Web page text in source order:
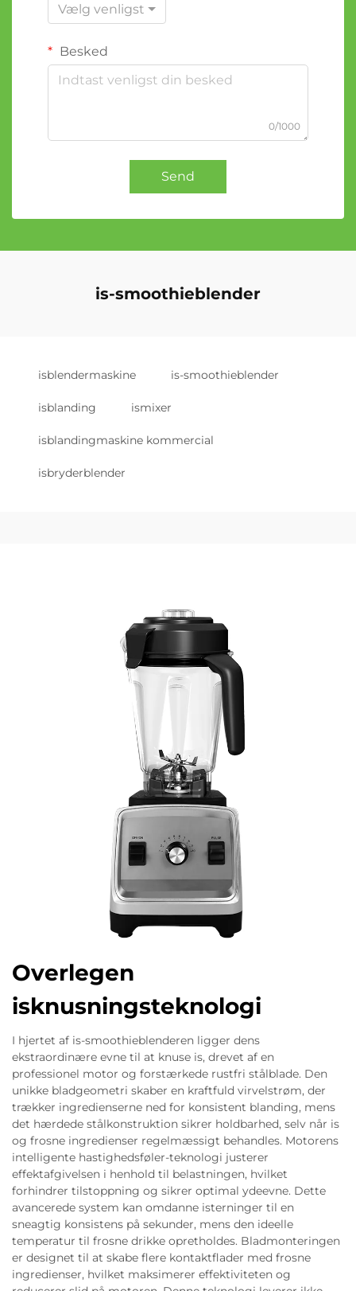
Vælg venligst
Besked
0/1000
Send
is-smoothieblender
isblendermaskine is-smoothieblender
isblanding ismixer
isblandingmaskine kommercial
isbryderblender
Overlegen
isknusningsteknologi
I hjertet af is-smoothieblenderen ligger dens
ekstraordinære evne til at knuse is, drevet af en
professionel motor og forstærkede rustfri stålblade. Den
unikke bladgeometri skaber en kraftfuld virvelstrøm, der
trækker ingredienserne ned for konsistent blanding, mens
det hærdede stålkonstruktion sikrer holdbarhed, selv når is
og frosne ingredienser regelmæssigt behandles. Motorens
intelligente hastighedsføler-teknologi justerer
effektafgivelsen i henhold til belastningen, hvilket
forhindrer tilstoppning og sikrer optimal ydeevne. Dette
avancerede system kan omdanne isterninger til en
sneagtig konsistens på sekunder, mens den ideelle
temperatur til frosne drikke opretholdes. Bladmonteringen
er designet til at skabe flere kontaktflader med frosne
ingredienser, hvilket maksimerer effektiviteten og